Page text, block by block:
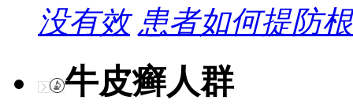
没有效 患者如何提防
牛皮癣人群